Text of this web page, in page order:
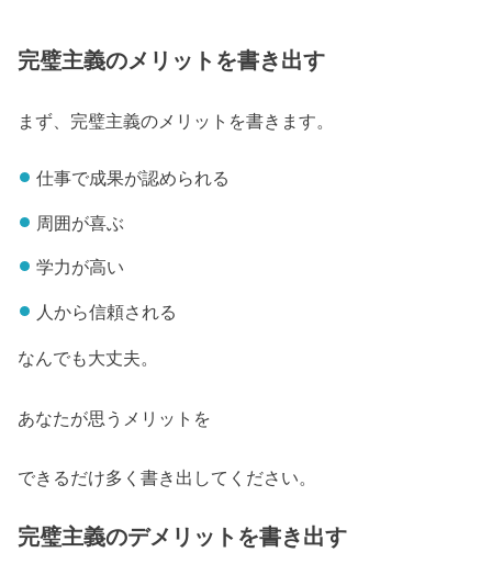
完璧主義のメリットを書き出す
まず、完璧主義のメリットを書きます。
仕事で成果が認められる
周囲が喜ぶ
学力が高い
人から信頼される
なんでも大丈夫。
あなたが思うメリットを
できるだけ多く書き出してください。
完璧主義のデメリットを書き出す